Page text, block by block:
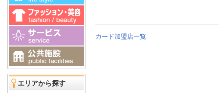
エリアから探す
カード加盟店一覧